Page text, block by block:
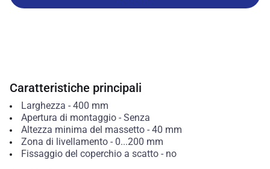
Caratteristiche principali
Larghezza - 400 mm
Apertura di montaggio- Senza
Altezza minima del massetto- 40 mm
Zona di livellamento- 0...200 mm
Fissaggio del coperchio a scatto- no